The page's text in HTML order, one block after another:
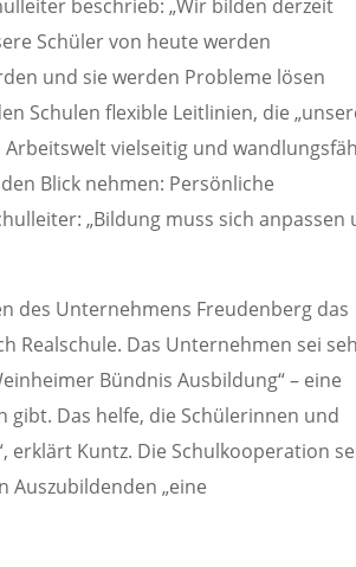
beschrieb: „Wir bilden derzeit
Schüler von heute werden
und sie werden Probleme lösen
Schulen flexible Leitlinien, die
vielseitig und
Blick nehmen: Persönliche
„Bildung muss sich anpassen
des Unternehmens Freudenberg das
Realschule. Das Unternehmen sei
Bündnis Ausbildung“ – eine
Das helfe, die Schülerinnen und
erklärt Kuntz. Die Schulkooperation
Auszubildenden „eine